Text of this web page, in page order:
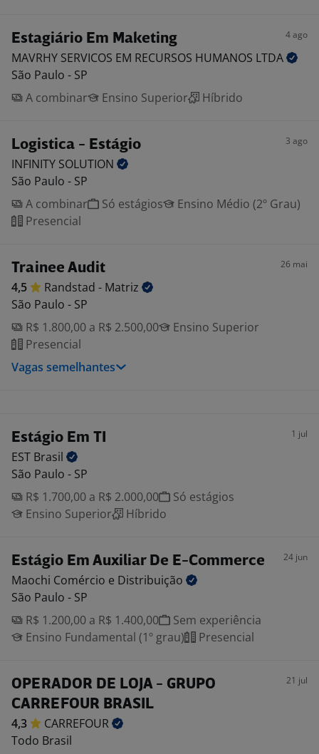
Estagiário Em Maketing 4 ago
MAVRHY SERVICOS EM RECURSOS HUMANOS LTDA
São Paulo - SP
A combinar
Ensino Superior Híbrido
Logistica - Estágio 3 ago
INFINITY SOLUTION
São Paulo - SP
A combinar
Só estágios
Ensino Médio (2º Grau)
Presencial
Trainee Audit 26 mai
4,5 Randstad - Matriz
São Paulo - SP
R$ 1.800,00 a R$ 2.500,00
Ensino Superior
Presencial
Vagas semelhantes
Estágio Em TI 1 jul
EST Brasil
São Paulo - SP
R$ 1.700,00 a R$ 2.000,00
Só estágios
Ensino Superior
Híbrido
Estágio Em Auxiliar De E-Commerce 24 jun
Maochi Comércio e Distribuição
São Paulo - SP
R$ 1.200,00 a R$ 1.400,00
Sem experiência
Ensino Fundamental (1º grau)
Presencial
OPERADOR DE LOJA - GRUPO
CARREFOUR BRASIL
21 jul
4,3
CARREFOUR
Todo Brasil